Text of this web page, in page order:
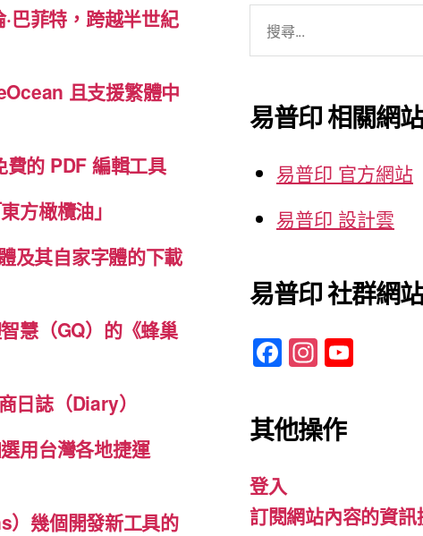
巴菲特，跨越半世紀
且支援繁體中
的 PDF 編輯工具
方橄欖油」
及其自家字體的下載
慧（GQ）的《蜂巢
日誌（Diary）
用台灣各地捷運
幾個開發新工具的
字:
易普印 相關網站
易普印 官方網站
易普印 設計雲
易普印 社群網站
F
a
c
e
o
o
In
st
a
gr
m b
e
其他操作
登入
訂閱網站內容的資訊